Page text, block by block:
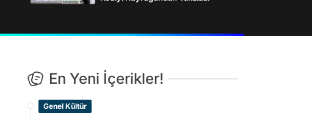
En Yeni İçerikler!
Genel Kültür